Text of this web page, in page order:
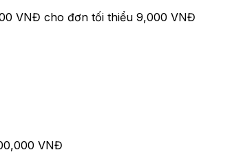
VNĐ cho đơn tối thiểu 9,000 VNĐ
VNĐ